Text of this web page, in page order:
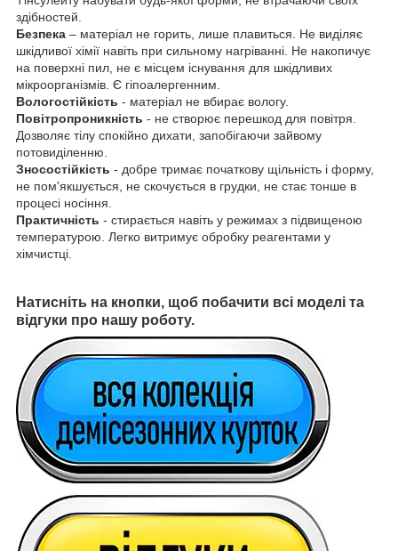
здібностей.
Безпека – матеріал не горить, лише плавиться. Не виділяє
шкідливої хімії навіть при сильному нагріванні. Не накопичує
на поверхні пил, не є місцем існування для шкідливих
мікроорганізмів. Є гіпоалергенним.
Вологостійкість - матеріал не вбирає вологу.
Повітропроникність - не створює перешкод для повітря.
Дозволяє тілу спокійно дихати, запобігаючи зайвому
потовиділенню.
Зносостійкість - добре тримає початкову щільність і форму,
не пом'якшується, не скочується в грудки, не стає тонше в
процесі носіння.
Практичність - стирається навіть у режимах з підвищеною
температурою. Легко витримує обробку реагентами у
хімчистці.
Натисніть на кнопки, щоб побачити всі моделі та
відгуки про нашу роботу.